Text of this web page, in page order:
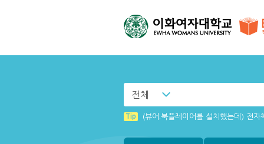
전체
Tip (뷰어:북플레이어를 설치했는데) 전자